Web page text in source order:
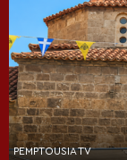
PEMPTOUSIA TV